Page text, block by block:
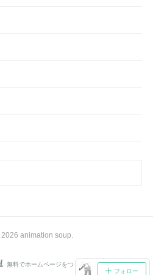
フォロー
2026 animation soup.
AmebaOwnd
無料でホームページをつくろう